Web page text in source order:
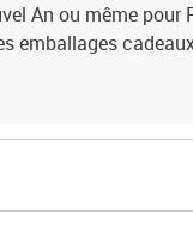
An ou même pour
emballages